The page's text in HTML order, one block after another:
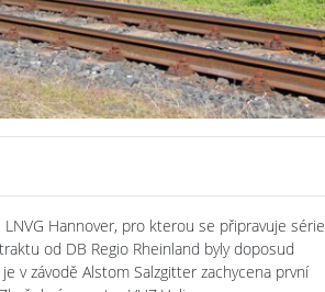
Hannover, pro kterou se připravuje série
od DB Regio Rheinland byly doposud
v závodě Alstom Salzgitter zachycena první